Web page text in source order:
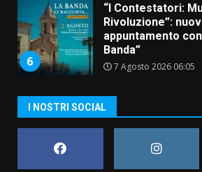
6
“I Contestatori:
Rivoluzione”:
appuntamento
Banda”
7 Agosto 2026 06:05
amarezza per
campionato di
7 Agosto 2026 06:00
I NOSTRI SOCIAL